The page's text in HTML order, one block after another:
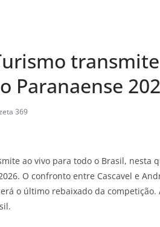
Paranaense
369
ao vivo para todo o Brasil, nesta
O confronto entre Cascavel e
o último rebaixado da competição.